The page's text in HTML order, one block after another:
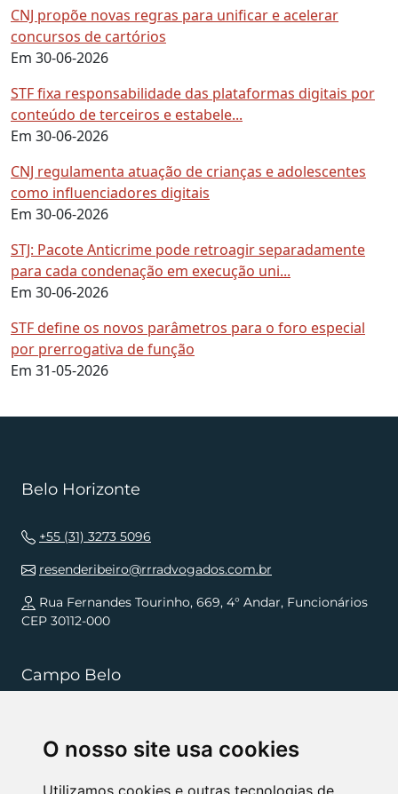
O nosso site usa cookies
Utilizamos cookies e outras tecnologias de
CNJ propõe novas regras para unificar e acelerar
concursos de cartórios
Em 30-06-2026
STF fixa responsabilidade das plataformas digitais por
conteúdo de terceiros e estabele...
Em 30-06-2026
CNJ regulamenta atuação de crianças e adolescentes
como influenciadores digitais
Em 30-06-2026
STJ: Pacote Anticrime pode retroagir separadamente
para cada condenação em execução uni...
Em 30-06-2026
STF define os novos parâmetros para o foro especial
por prerrogativa de função
Em 31-05-2026
Belo Horizonte
+55 (31) 3273 5096
resenderibeiro@rrradvogados.com.br
Rua Fernandes Tourinho, 669, 4° Andar, Funcionários
CEP 30112-000
Campo Belo
resenderibeiro.cb@rrradvogados.com.br
Rua João Pinheiro, 181, , Centro CEP 37270-000